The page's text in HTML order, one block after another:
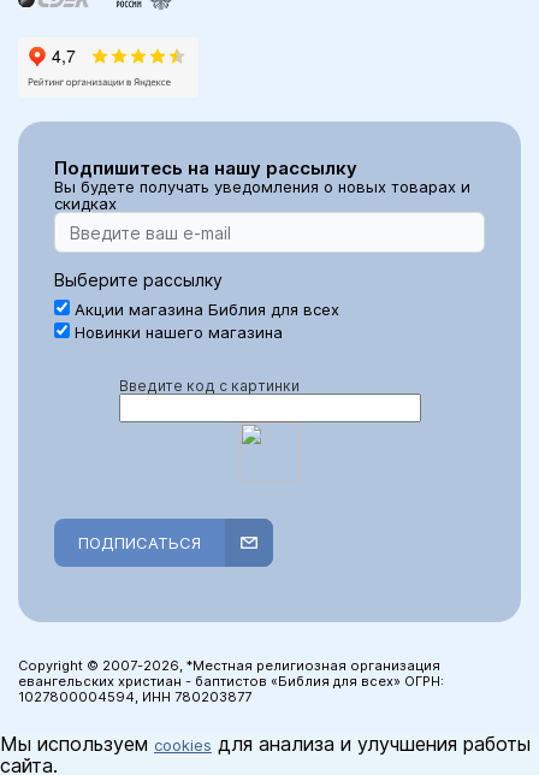
Подпишитесь на нашу рассылку
Вы будете получать уведомления о новых товарах и
скидках
Выберите рассылку
Акции магазина Библия для всех
Новинки нашего магазина
Введите код с картинки
ПОДПИСАТЬСЯ
Copyright © 2007-2026, *Местная религиозная организация
евангельских христиан - баптистов «Библия для всех» ОГРН:
1027800004594, ИНН 780203877
Мы используем cookies для анализа и улучшения работы
сайта.